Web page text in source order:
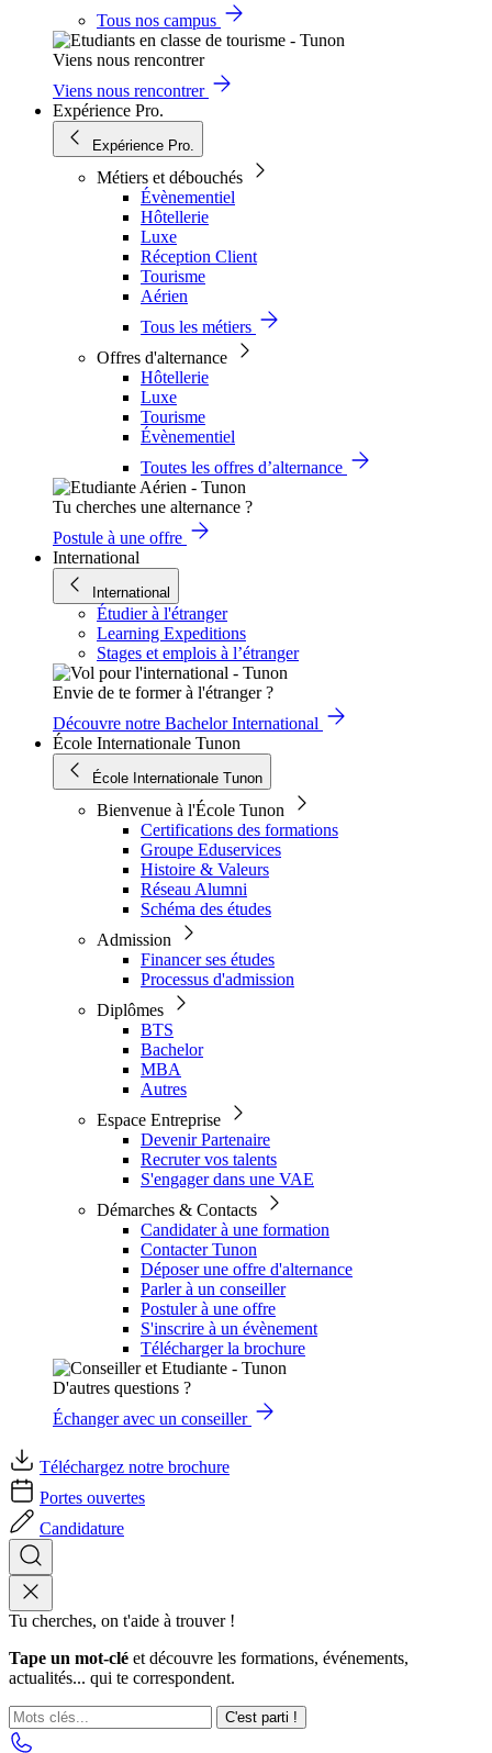
Tous nos campus
Viens nous rencontrer
Viens nous rencontrer
Expérience Pro.
Expérience Pro.
Métiers et débouchés
Évènementiel
Hôtellerie
Luxe
Réception Client
Tourisme
Aérien
Tous les métiers
Offres d'alternance
Hôtellerie
Luxe
Tourisme
Évènementiel
Toutes les offres d’alternance
Tu cherches une alternance ?
Postule à une offre
International
International
Étudier à l'étranger
Learning Expeditions
Stages et emplois à l’étranger
Envie de te former à l'étranger ?
Découvre notre Bachelor International
École Internationale Tunon
École Internationale Tunon
Bienvenue à l'École Tunon
Certifications des formations
Groupe Eduservices
Histoire & Valeurs
Réseau Alumni
Schéma des études
Admission
Financer ses études
Processus d'admission
Diplômes
BTS
Bachelor
MBA
Autres
Espace Entreprise
Devenir Partenaire
Recruter vos talents
S'engager dans une VAE
Démarches & Contacts
Candidater à une formation
Contacter Tunon
Déposer une offre d'alternance
Parler à un conseiller
Postuler à une offre
S'inscrire à un évènement
Télécharger la brochure
D'autres questions ?
Échanger avec un conseiller
Téléchargez notre brochure
Portes ouvertes
Candidature
Tu cherches, on t'aide à trouver !
Tape un mot-clé et découvre les formations, événements,
actualités... qui te correspondent.
C'est parti !